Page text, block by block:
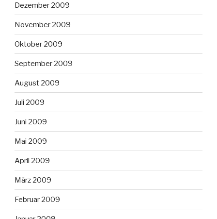
Dezember 2009
November 2009
Oktober 2009
September 2009
August 2009
Juli 2009
Juni 2009
Mai 2009
April 2009
März 2009
Februar 2009